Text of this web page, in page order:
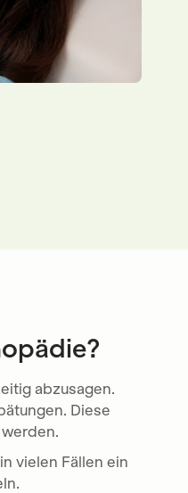
abzusagen.
Diese
vielen Fällen ein